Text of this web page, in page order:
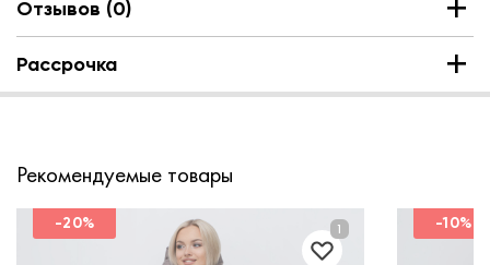
Отзывов (0)
Рассрочка
Рекомендуемые товары
-20% -10%